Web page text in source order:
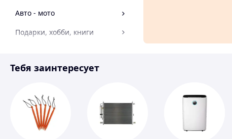
Авто - мото
Подарки, хобби, книги
Материалы для ремонта
Тебя заинтересует